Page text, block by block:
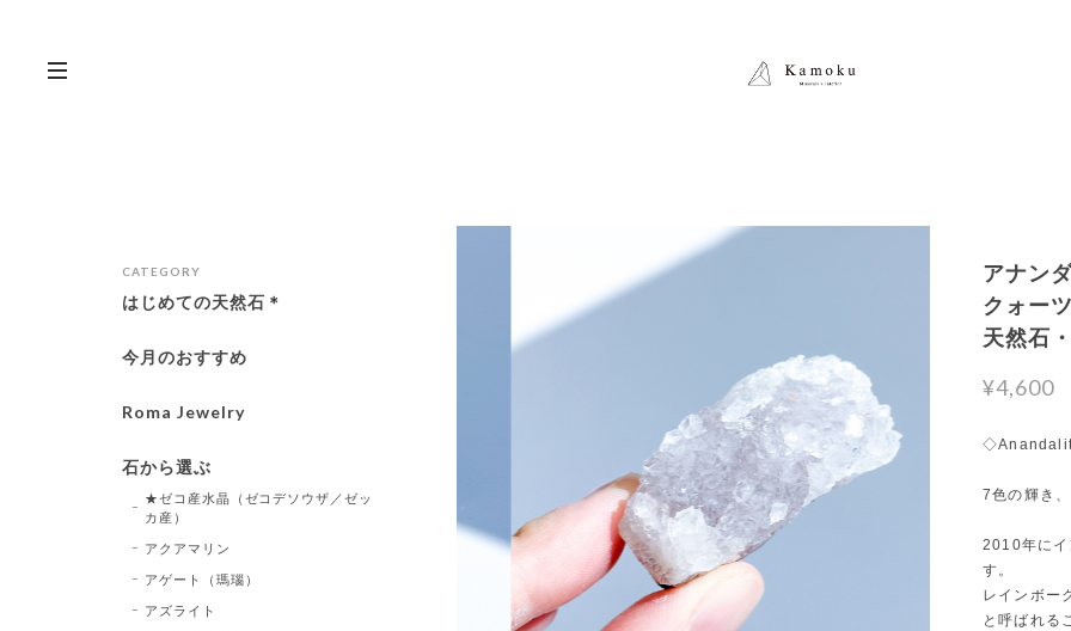
アナン
クォー
天然石
¥4,600
7色の輝き
2010年にイ
す。
レインボー
と呼ばれる
CATEGORY
はじめての天然石＊
今月のおすすめ
Roma Jewelry
石から選ぶ
★ゼコ産水晶（ゼコデソウザ／ゼッ
カ産）
アクアマリン
アゲート（瑪瑙）
アズライト